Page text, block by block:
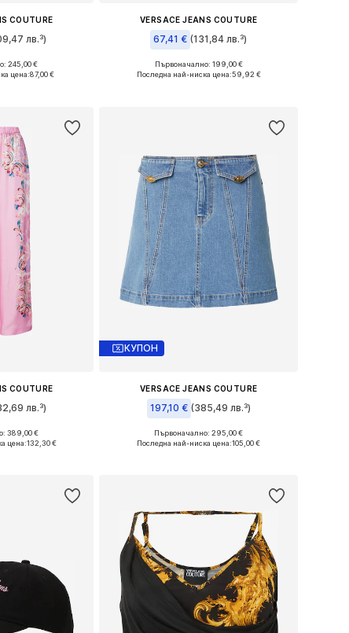
COUTURE
лв.³)
XS, S, M, L
245,00 €
цена:87,00 €
VERSACE JEANS COUTURE
67,41 € (131,84 лв.³)
Налични размери: XS, S, M, L
Първоначално: 199,00 €
Последна най-ниска цена:59,92 €
COUTURE
лв.³)
32, 36, 38, 40
389,00 €
цена:132,30 €
КУПОН
VERSACE JEANS COUTURE
197,10 € (385,49 лв.³)
Налични размери: 36, 38, 42
Първоначално: 295,00 €
Последна най-ниска цена:105,00 €